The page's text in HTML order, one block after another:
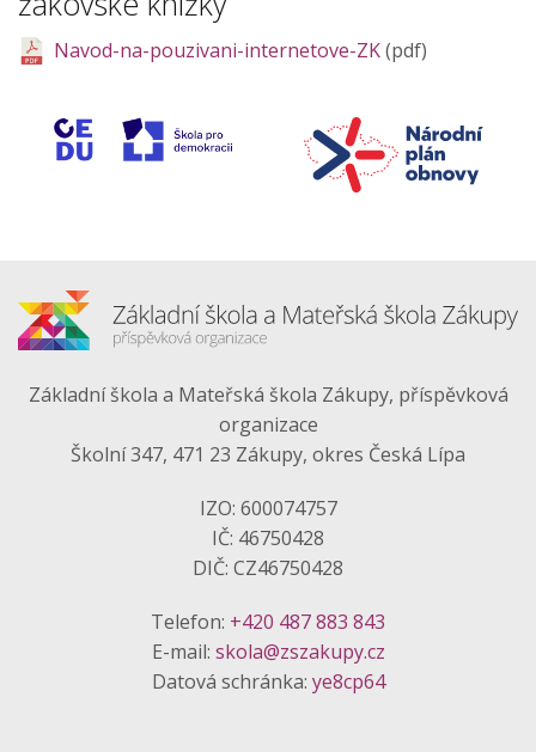
Navod-na-pouzivani-internetove-ZK(pdf)
Základní škola a Mateřská škola Zákupy, příspěvková
organizace
Školní 347, 471 23 Zákupy, okres Česká Lípa
IZO: 600074757
IČ: 46750428
DIČ: CZ46750428
Telefon: +420 487 883 843
E-mail: skola@zszakupy.cz
Datová schránka: ye8cp64